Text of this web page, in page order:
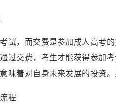
试，而交费是参加成人高考
过交费，考生才能获得参加
味着对自身未来发展的投资
程